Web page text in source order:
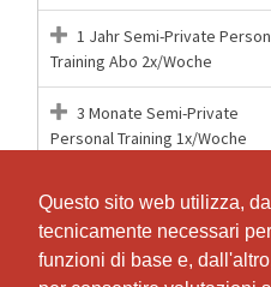
Questo sito web utilizza,
tecnicamente necessari
funzioni di base e,
Questo sito web utilizza,
tecnicamente necessari
funzioni di base e,
1 Jahr Semi-Private
Training Abo 2x/Woche
3 Monate Semi-Private
Personal Training 1x/Woche
3 Monate Semi-Private
Personal Training 2x/Woche
6 Monate Semi-Private